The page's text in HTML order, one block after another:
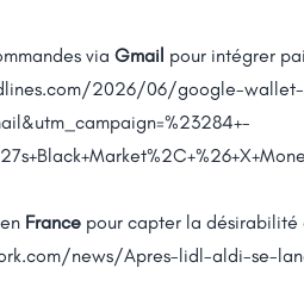
via Gmail pour intégrer
2026/06/google-
France pour capter la désirabilité
news/Apres-lidl-aldi-se-